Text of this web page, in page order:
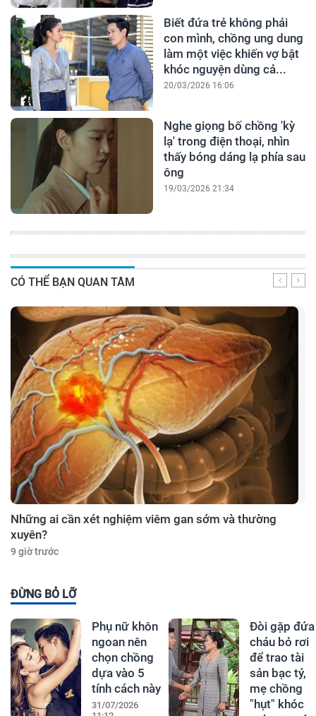
Biết đứa trẻ không phải
con mình, chồng ung dung
làm một việc khiến vợ bật
khóc nguyện dùng cả...
20/03/2026 16:06
Nghe giọng bố chồng 'kỳ
lạ' trong điện thoại, nhìn
thấy bóng dáng lạ phía sau
ông
19/03/2026 21:34
CÓ THỂ BẠN QUAN TÂM
Những ai cần xét nghiệm viêm gan sớm và thường
xuyên?
9 giờ trước
ĐỪNG BỎ LỠ
Phụ nữ khôn
ngoan nên
chọn chồng
dựa vào 5
tính cách này
31/07/2026
Đòi gặp đứa
cháu bỏ rơi
để trao tài
sản bạc tỷ,
mẹ chồng
"hụt" khóc